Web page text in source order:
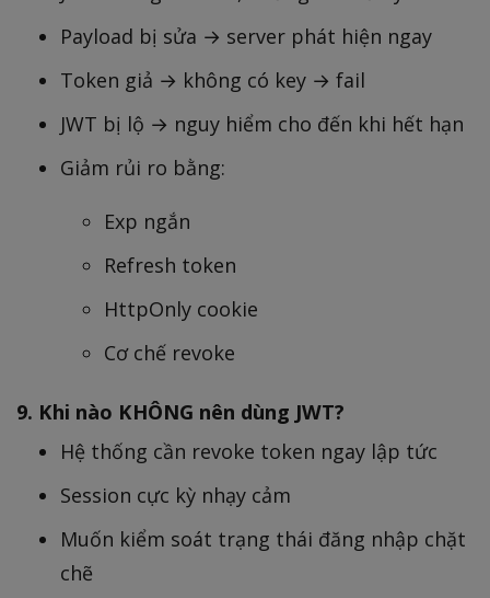
Payload bị sửa → server phát hiện ngay
Token giả → không có key → fail
JWT bị lộ → nguy hiểm cho đến khi hết hạn
Giảm rủi ro bằng:
Exp ngắn
Refresh token
HttpOnly cookie
Cơ chế revoke
9. Khi nào KHÔNG nên dùng JWT?
Hệ thống cần revoke token ngay lập tức
Session cực kỳ nhạy cảm
Muốn kiểm soát trạng thái đăng nhập chặt
chẽ